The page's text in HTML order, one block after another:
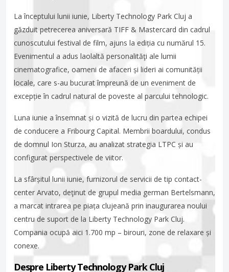
La începtului lunii iunie, Liberty Technology Park Cluj a
găzduit petrecerea aniversară TIFF & Mastercard din cadrul
cunoscutului festival de film, ajuns la ediția cu numărul 15.
Evenimentul a adus laolaltă personalităţi ale lumii
cinematografice, oameni de afaceri și lideri ai comunității
locale, care s-au bucurat împreună de un eveniment de
excepție în cadrul natural de poveste al parcului tehnologic.
Luna iunie a însemnat și o vizită de lucru din partea echipei
de conducere a Fribourg Capital. Membrii boardului, condus
de domnul Ion Sturza, au analizat strategia LTPC și au
configurat perspectivele de viitor.
La sfârșitul lunii iunie, furnizorul de servicii de tip contact-
center Arvato, deţinut de grupul media german Bertelsmann,
a marcat intrarea pe piața clujeană prin inaugurarea noului
centru de suport de la Liberty Technology Park Cluj.
Compania ocupă aici 1.700 mp – birouri, zone de relaxare și
conexe.
Despre Liberty Technology Park Cluj